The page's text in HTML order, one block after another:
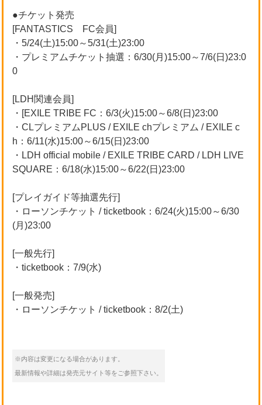
●チケット発売
[FANTASTICS FC会員]
・5/24(土)15:00～5/31(土)23:00
・プレミアムチケット抽選：6/30(月)15:00～7/6(日)23:0
0
[LDH関連会員]
・[EXILE TRIBE FC：6/3(火)15:00～6/8(日)23:00
・CLプレミアムPLUS / EXILE chプレミアム / EXILE c
h：6/11(水)15:00～6/15(日)23:00
・LDH official mobile / EXILE TRIBE CARD / LDH LIVE
SQUARE：6/18(水)15:00～6/22(日)23:00
[プレイガイド等抽選先行]
・ローソンチケット / ticketbook：6/24(火)15:00～6/30
(月)23:00
[一般先行]
・ticketbook：7/9(水)
[一般発売]
・ローソンチケット / ticketbook：8/2(土)
※内容は変更になる場合があります。
最新情報や詳細は発売元サイト等をご参照下さい。